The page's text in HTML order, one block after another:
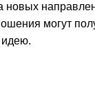
новых
могут